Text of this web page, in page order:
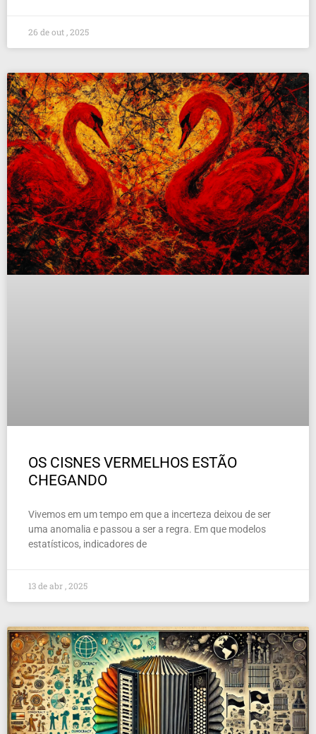
26 de out , 2025
OS CISNES VERMELHOS ESTÃO
CHEGANDO
Vivemos em um tempo em que a incerteza deixou de ser
uma anomalia e passou a ser a regra. Em que modelos
estatísticos, indicadores de
13 de abr , 2025